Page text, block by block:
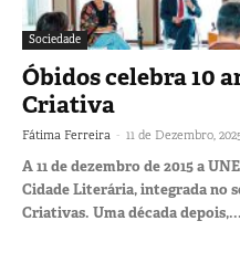
Sociedade
Óbidos celebra 10
Criativa
Fátima Ferreira - 11 de Dezembro,
A 11 de dezembro de 2015 a
Cidade Literária, integrada no
Criativas. Uma década depois,...